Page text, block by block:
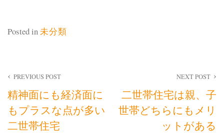
Posted in未分類
投
稿
ナ
PREVIOUS POST
精神面にも経済面に
もプラスな点が多い
二世帯住宅
NEXT POST
二世帯住宅は親、子
世帯どちらにもメリ
ットがある